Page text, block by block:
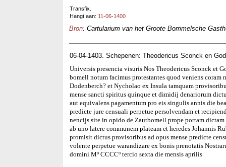
Transfix.
Hangt aan: 11-06-1400
Bron: Cartularium van het Groote Bommelsche
06-04-1403. Schepenen: Theodericus Sconck en
Universis presencia visuris Nos Theodericus Sconck et
bomell notum facimus protestantes quod veniens coram
Dodenberch? et Nycholao ex Insula tamquam
mense sancti spiritus quinque et dimidij denariorum
aut equivalens pagamentum pro eis singulis annis die
predicte jure censuali perpetue persolvendam et
nencijs site in opido de Zautbomell prope portam
ab uno latere communem plateam et heredes Johannis
promisit dictus provisoribus ad opus mense predicte
volente perpetue warandizare ex bonis prenotatis
domini Mº CCCCº tercio sexta die mensis aprilis